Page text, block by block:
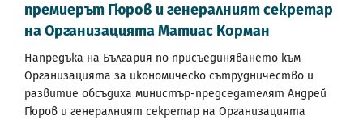
премиерът Гюров и генералният секретар
на Организацията Матиас Корман
Напредъка на България по присъединяването към
Организацията за икономическо сътрудничество и
развитие обсъдиха министър-председателят Андрей
Гюров и генералният секретар на Организацията